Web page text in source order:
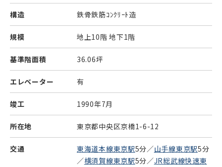
構造 鉄骨鉄筋ｺﾝｸﾘｰﾄ造
規模 地上10階 地下1階
基準階面積 36.06坪
エレベーター 有
竣工 1990年7月
所在地 東京都中央区京橋1-6-12
交通 東海道本線東京駅5分／山手線東京駅5分
／横須賀線東京駅5分／JR総武線快速東